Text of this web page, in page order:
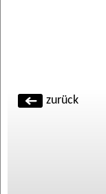
zurück